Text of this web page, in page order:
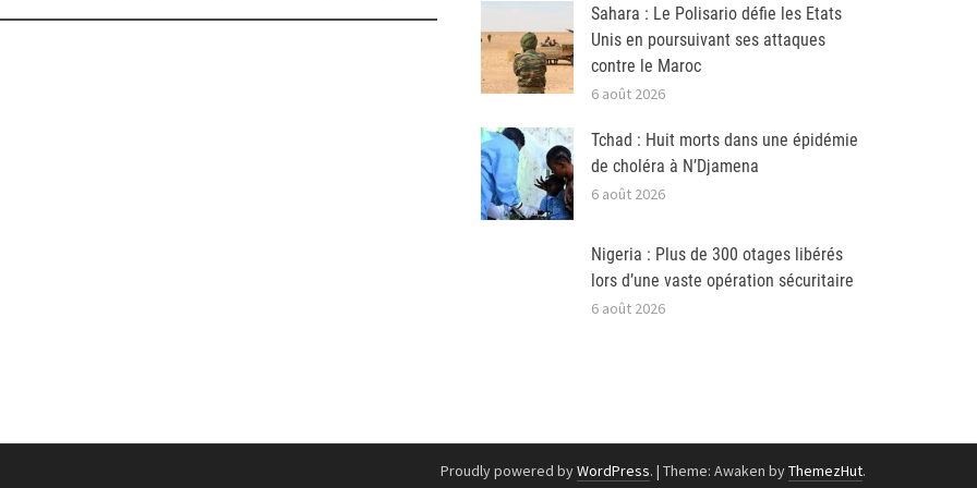
Sahara : Le Polisario défie les Etats
Unis en poursuivant ses attaques
contre le Maroc
6 août 2026
Tchad : Huit morts dans une épidémie
de choléra à N’Djamena
6 août 2026
Nigeria : Plus de 300 otages libérés
lors d’une vaste opération sécuritaire
6 août 2026
Proudly powered byWordPress. | Theme: Awaken byThemezHut.